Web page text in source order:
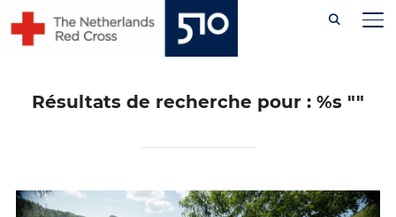
content
Résultats de recherche pour : %s ""